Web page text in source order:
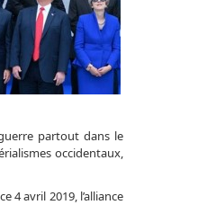
partout dans le
occidentaux,
4 avril 2019, l’alliance